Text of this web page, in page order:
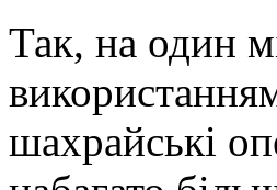
Так, на один
шахрайські